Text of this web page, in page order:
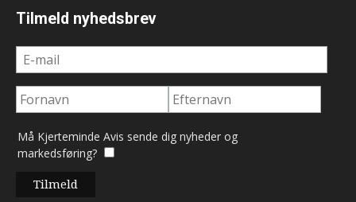
Tilmeld nyhedsbrev
Må Kjerteminde Avis sende dig nyheder og
markedsføring?